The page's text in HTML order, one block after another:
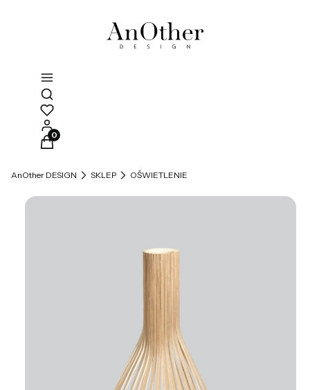
Otwórz wyszukiwarkę
Produkty w koszyku: 0. Zobacz szczegóły
AnOther DESIGN SKLEP OŚWIETLENIE